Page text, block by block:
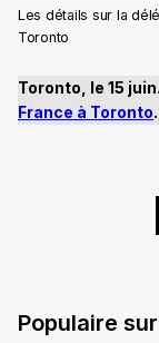
Les détails sur la
Toronto
Toronto, le 15
France à Toronto.
Populaire sur